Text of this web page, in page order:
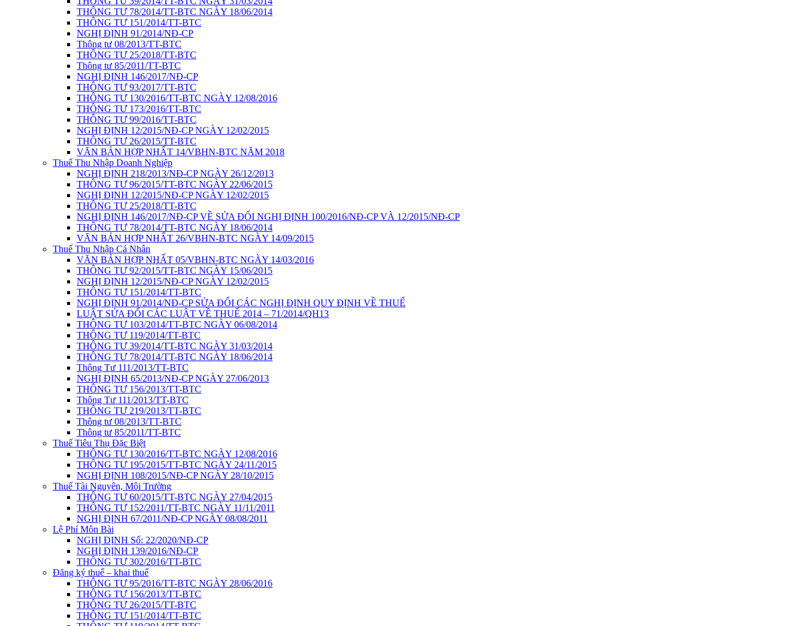
THÔNG TƯ 78/2014/TT-BTC NGÀY 18/06/2014
THÔNG TƯ 151/2014/TT-BTC
NGHỊ ĐỊNH 91/2014/NĐ-CP
Thông tư 08/2013/TT-BTC
THÔNG TƯ 25/2018/TT-BTC
Thông tư 85/2011/TT-BTC
NGHỊ ĐỊNH 146/2017/NĐ-CP
THÔNG TƯ 93/2017/TT-BTC
THÔNG TƯ 130/2016/TT-BTC NGÀY 12/08/2016
THÔNG TƯ 173/2016/TT-BTC
THÔNG TƯ 99/2016/TT-BTC
NGHỊ ĐỊNH 12/2015/NĐ-CP NGÀY 12/02/2015
THÔNG TƯ 26/2015/TT-BTC
VĂN BẢN HỢP NHẤT 14/VBHN-BTC NĂM 2018
Thuế Thu Nhập Doanh Nghiệp
NGHỊ ĐỊNH 218/2013/NĐ-CP NGÀY 26/12/2013
THÔNG TƯ 96/2015/TT-BTC NGÀY 22/06/2015
NGHỊ ĐỊNH 12/2015/NĐ-CP NGÀY 12/02/2015
THÔNG TƯ 25/2018/TT-BTC
NGHỊ ĐỊNH 146/2017/NĐ-CP VỀ SỬA ĐỔI NGHỊ ĐỊNH 100/2016/NĐ-CP VÀ 12/2015/NĐ-CP
THÔNG TƯ 78/2014/TT-BTC NGÀY 18/06/2014
VĂN BẢN HỢP NHẤT 26/VBHN-BTC NGÀY 14/09/2015
Thuế Thu Nhập Cá Nhân
VĂN BẢN HỢP NHẤT 05/VBHN-BTC NGÀY 14/03/2016
THÔNG TƯ 92/2015/TT-BTC NGÀY 15/06/2015
NGHỊ ĐỊNH 12/2015/NĐ-CP NGÀY 12/02/2015
THÔNG TƯ 151/2014/TT-BTC
NGHỊ ĐỊNH 91/2014/NĐ-CP SỬA ĐỔI CÁC NGHỊ ĐỊNH QUY ĐỊNH VỀ THUẾ
LUẬT SỬA ĐỔI CÁC LUẬT VỀ THUẾ 2014 – 71/2014/QH13
THÔNG TƯ 103/2014/TT-BTC NGÀY 06/08/2014
THÔNG TƯ 119/2014/TT-BTC
THÔNG TƯ 39/2014/TT-BTC NGÀY 31/03/2014
THÔNG TƯ 78/2014/TT-BTC NGÀY 18/06/2014
Thông Tư 111/2013/TT-BTC
NGHỊ ĐỊNH 65/2013/NĐ-CP NGÀY 27/06/2013
THÔNG TƯ 156/2013/TT-BTC
Thông Tư 111/2013/TT-BTC
THÔNG TƯ 219/2013/TT-BTC
Thông tư 08/2013/TT-BTC
Thông tư 85/2011/TT-BTC
Thuế Tiêu Thụ Đặc Biệt
THÔNG TƯ 130/2016/TT-BTC NGÀY 12/08/2016
THÔNG TƯ 195/2015/TT-BTC NGÀY 24/11/2015
NGHỊ ĐỊNH 108/2015/NĐ-CP NGÀY 28/10/2015
Thuế Tài Nguyên, Môi Trường
THÔNG TƯ 60/2015/TT-BTC NGÀY 27/04/2015
THÔNG TƯ 152/2011/TT-BTC NGÀY 11/11/2011
NGHỊ ĐỊNH 67/2011/NĐ-CP NGÀY 08/08/2011
Lệ Phí Môn Bài
NGHỊ ĐỊNH Số: 22/2020/NĐ-CP
NGHỊ ĐỊNH 139/2016/NĐ-CP
THÔNG TƯ 302/2016/TT-BTC
Đăng ký thuế – khai thuế
THÔNG TƯ 95/2016/TT-BTC NGÀY 28/06/2016
THÔNG TƯ 156/2013/TT-BTC
THÔNG TƯ 26/2015/TT-BTC
THÔNG TƯ 151/2014/TT-BTC